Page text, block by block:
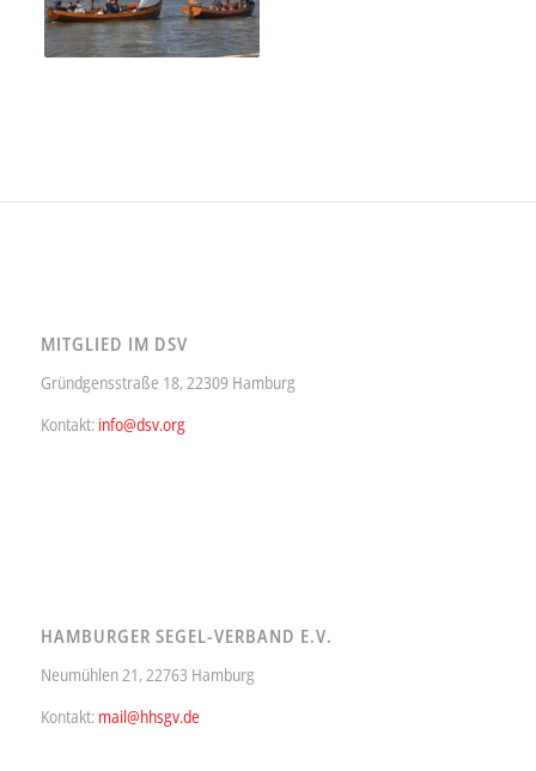
MITGLIED IM DSV
Gründgensstraße 18, 22309 Hamburg
Kontakt: info@dsv.org
HAMBURGER SEGEL-VERBAND E.V.
Neumühlen 21, 22763 Hamburg
Kontakt: mail@hhsgv.de